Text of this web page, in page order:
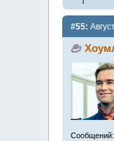
#55: